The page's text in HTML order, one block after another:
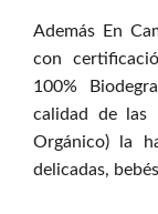
Además En
con
100%
calidad de las
Orgánico) la
delicadas,